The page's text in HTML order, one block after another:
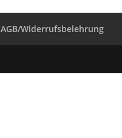
AGB/Widerrufsbelehrung